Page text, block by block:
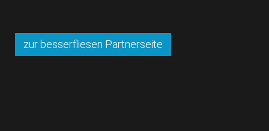
zur besserfliesen Partnerseite